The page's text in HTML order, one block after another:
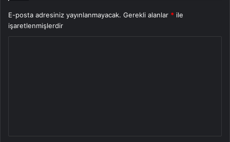
E-posta adresiniz yayınlanmayacak. Gerekli alanlar * ile
işaretlenmişlerdir